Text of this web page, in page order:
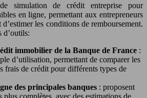
simulation de crédit entreprise pour
en ligne, permettant aux entrepreneurs
les conditions de remboursement.
d’outils:
immobilier de la Banque de France :
d’utilisation, permettant de comparer les
frais de crédit pour différents types de
des principales banques : proposent
plus complètes, avec des estimations de